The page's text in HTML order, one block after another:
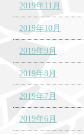
2019年11月
2019年10月
2019年9月
2019年8月
2019年7月
2019年6月